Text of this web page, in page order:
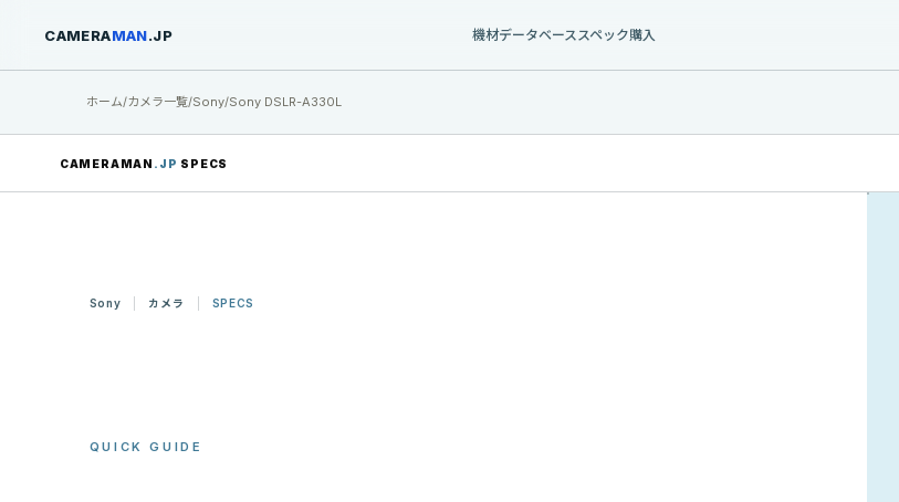
CAMERAMAN.JP 機材データベーススペック購入
ホーム/カメラ一覧/Sony/Sony DSLR-A330L
CAMERAMAN .JP SPECS
Sony カメラ SPECS
QUICK GUIDE